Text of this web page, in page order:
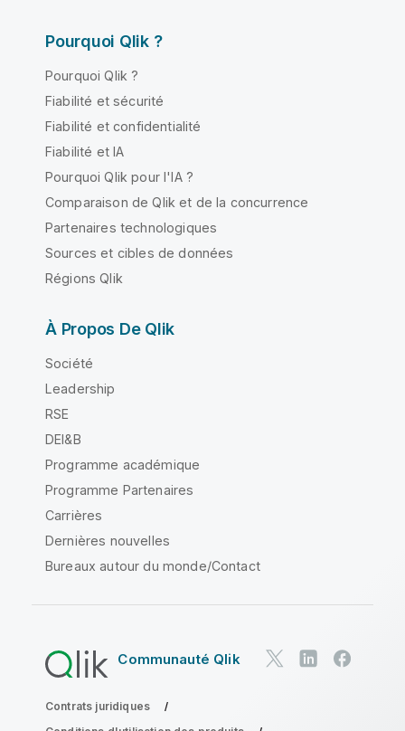
Pourquoi Qlik ?
Pourquoi Qlik ?
Fiabilité et sécurité
Fiabilité et confidentialité
Fiabilité et IA
Pourquoi Qlik pour l'IA ?
Comparaison de Qlik et de la concurrence
Partenaires technologiques
Sources et cibles de données
Régions Qlik
À Propos De Qlik
Société
Leadership
RSE
DEI&B
Programme académique
Programme Partenaires
Carrières
Dernières nouvelles
Bureaux autour du monde/Contact
Communauté Qlik
Contrats juridiques